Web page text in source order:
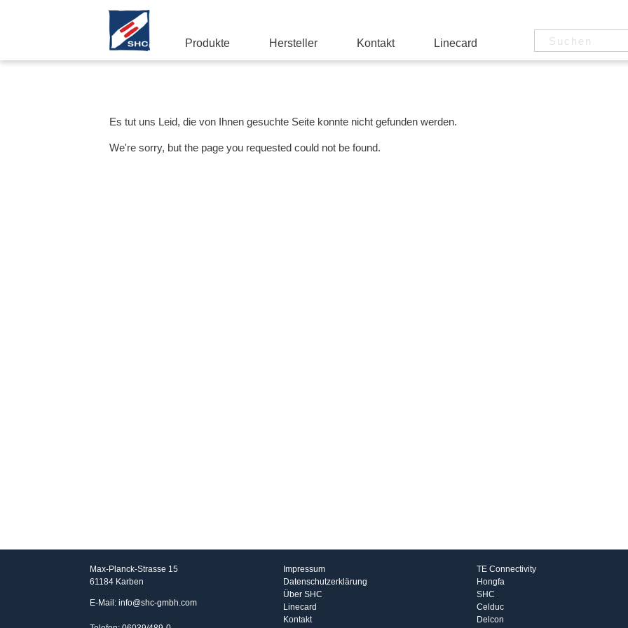
Produkte Hersteller Kontakt Linecard
Es tut uns Leid, die von Ihnen gesuchte Seite konnte nicht gefunden werden.
We're sorry, but the page you requested could not be found.
Max-Planck-Strasse 15
61184 Karben
E-Mail: info@shc-gmbh.com
Impressum
Datenschutzerklärung
Über SHC
Linecard
Kontakt
TE Connectivity
Hongfa
SHC
Celduc
Delcon